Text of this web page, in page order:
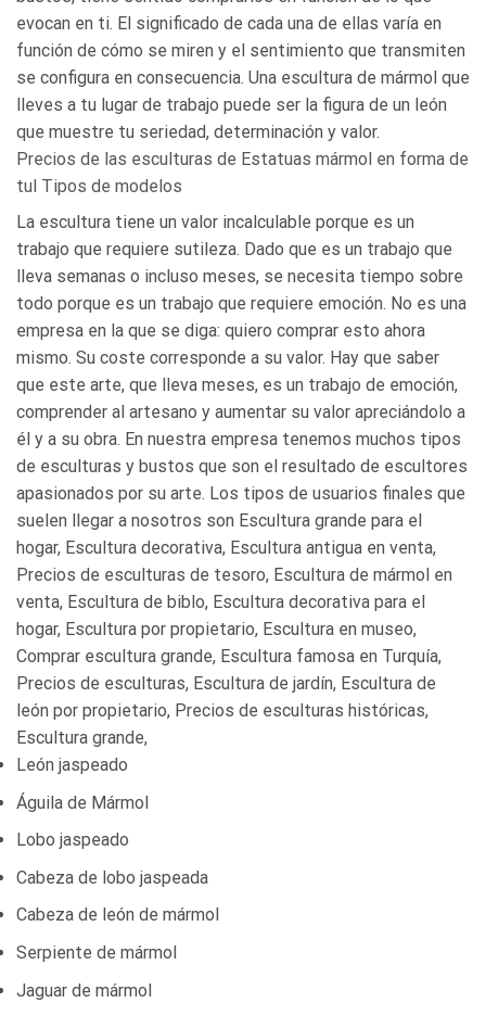
evocan en ti. El significado de cada una de ellas varía en
función de cómo se miren y el sentimiento que transmiten
se configura en consecuencia. Una escultura de mármol que
lleves a tu lugar de trabajo puede ser la figura de un león
que muestre tu seriedad, determinación y valor.
Precios de las esculturas de Estatuas mármol en forma de
tul Tipos de modelos
La escultura tiene un valor incalculable porque es un
trabajo que requiere sutileza. Dado que es un trabajo que
lleva semanas o incluso meses, se necesita tiempo sobre
todo porque es un trabajo que requiere emoción. No es una
empresa en la que se diga: quiero comprar esto ahora
mismo. Su coste corresponde a su valor. Hay que saber
que este arte, que lleva meses, es un trabajo de emoción,
comprender al artesano y aumentar su valor apreciándolo a
él y a su obra. En nuestra empresa tenemos muchos tipos
de esculturas y bustos que son el resultado de escultores
apasionados por su arte. Los tipos de usuarios finales que
suelen llegar a nosotros son Escultura grande para el
hogar, Escultura decorativa, Escultura antigua en venta,
Precios de esculturas de tesoro, Escultura de mármol en
venta, Escultura de biblo, Escultura decorativa para el
hogar, Escultura por propietario, Escultura en museo,
Comprar escultura grande, Escultura famosa en Turquía,
Precios de esculturas, Escultura de jardín, Escultura de
león por propietario, Precios de esculturas históricas,
Escultura grande,
León jaspeado
Águila de Mármol
Lobo jaspeado
Cabeza de lobo jaspeada
Cabeza de león de mármol
Serpiente de mármol
Jaguar de mármol